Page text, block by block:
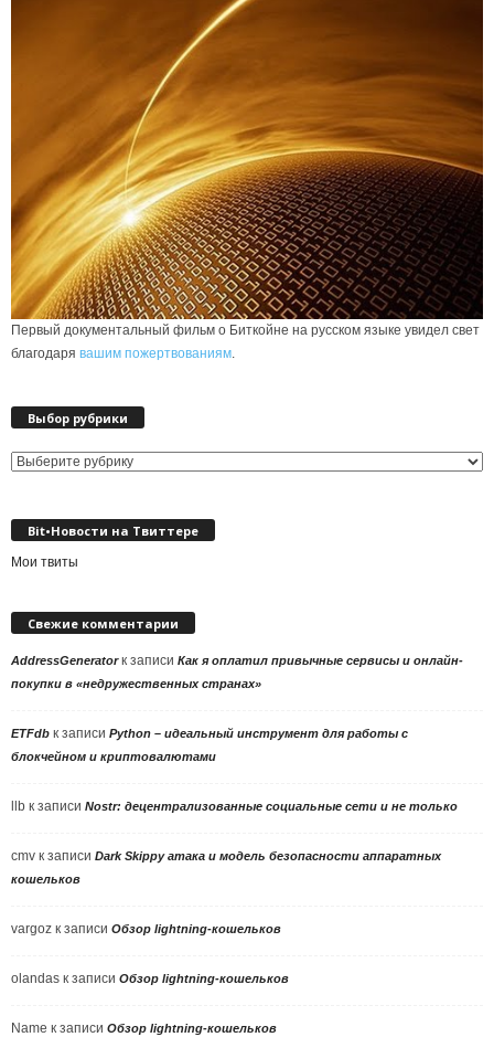
Первый документальный фильм о Биткойне на русском языке увидел свет
благодаря вашим пожертвованиям.
Выбор рубрики
Выбор
Bit•Новости на Твиттере
Мои твиты
Свежие комментарии
AddressGeneratorк записи Как я оплатил привычные сервисы и онлайн-
покупки в «недружественных странах»
ETFdb к записи Python – идеальный инструмент для работы с
блокчейном и криптовалютами
llb к записи Nostr: децентрализованные социальные сети и не только
cmv к записи Dark Skippy атака и модель безопасности аппаратных
кошельков
vargoz к записи Обзор lightning-кошельков
olandas к записи Обзор lightning-кошельков
Name к записи Обзор lightning-кошельков